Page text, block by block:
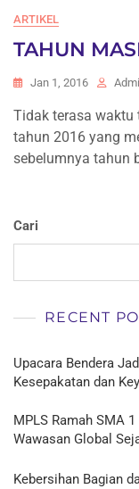
ARTIKEL
TAHUN
Jan 1, 2016
Tidak terasa waktu
tahun 2016 yang
sebelumnya tahun
Cari
RECENT
Upacara Bendera
Kesepakatan dan
MPLS Ramah SMA
Wawasan Global
Kebersihan Bagian